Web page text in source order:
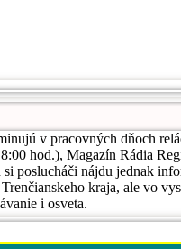
v pracovných dňoch
hod.), Magazín Rádia
poslucháči nájdu jednak
kraja, ale vo
i osveta.